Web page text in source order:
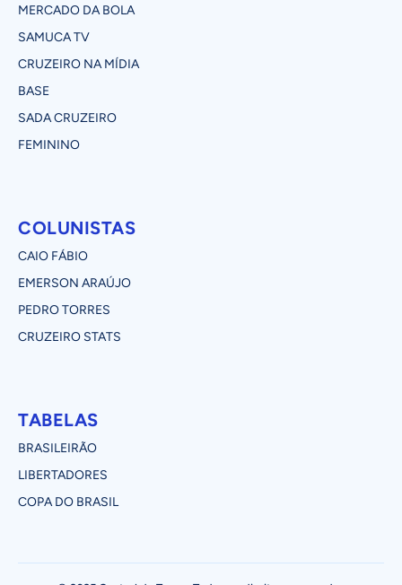
MERCADO DA BOLA
SAMUCA TV
CRUZEIRO NA MÍDIA
BASE
SADA CRUZEIRO
FEMININO
COLUNISTAS
CAIO FÁBIO
EMERSON ARAÚJO
PEDRO TORRES
CRUZEIRO STATS
TABELAS
BRASILEIRÃO
LIBERTADORES
COPA DO BRASIL